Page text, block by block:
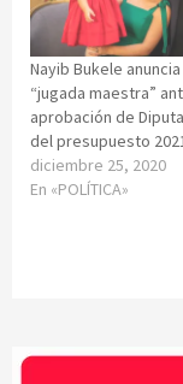
Nayib Bukele anuncia
“jugada maestra”
aprobación de
del presupuesto
diciembre 25, 2020
En «POLÍTICA»